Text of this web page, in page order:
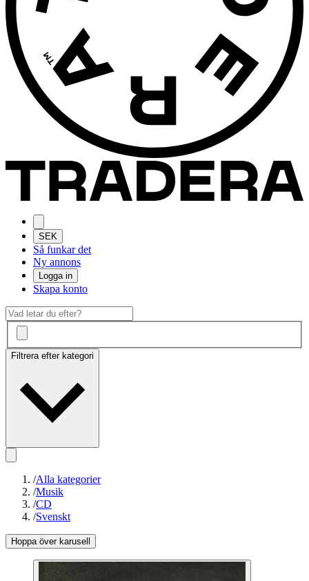
SEK
Så funkar det
Ny annons
Logga in
Skapa konto
Filtrera efter kategori
/Alla kategorier
/Musik
/CD
/Svenskt
Hoppa över karusell